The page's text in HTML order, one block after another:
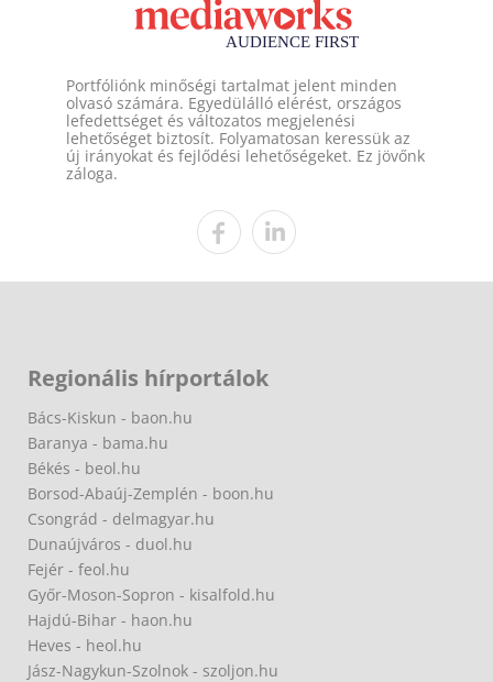
Portfóliónk minőségi tartalmat jelent minden
olvasó számára. Egyedülálló elérést, országos
lefedettséget és változatos megjelenési
lehetőséget biztosít. Folyamatosan keressük az
új irányokat és fejlődési lehetőségeket. Ez jövőnk
záloga.
Regionális hírportálok
Bács-Kiskun - baon.hu
Baranya - bama.hu
Békés - beol.hu
Borsod-Abaúj-Zemplén - boon.hu
Csongrád - delmagyar.hu
Dunaújváros - duol.hu
Fejér - feol.hu
Győr-Moson-Sopron - kisalfold.hu
Hajdú-Bihar - haon.hu
Heves - heol.hu
Jász-Nagykun-Szolnok - szoljon.hu